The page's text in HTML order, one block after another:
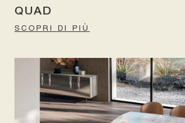
QUAD
SCOPRI DI PIÙ